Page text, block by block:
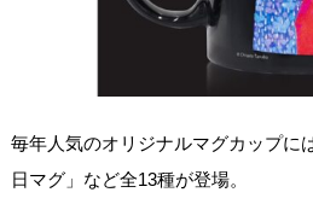
毎年人気のオリジナルマグカップに
日マグ」など全13種が登場。